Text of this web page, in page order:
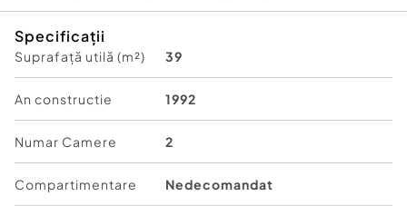
suplimentare – te muti direct! Locuinta nu
prezinta infiltratii si nu are probleme la plafon,
oferind confort si siguranta de la prima zi.
Constructie 1992, intretinuta corespunzator
Imobilul, construit in 1992, a beneficiat de o
intretinere atenta de-a lungul timpului. Etajul 4
din 4 asigura liniste, luminozitate si intimitate, fara
zgomot de la vecinii de deasupra.
Specificații
Suprafață utilă (m²) 39
An constructie 1992
Numar Camere 2
Compartimentare Nedecomandat